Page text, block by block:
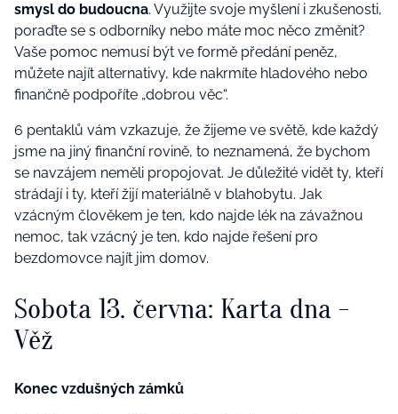
smysl do budoucna. Využijte svoje myšlení i zkušenosti,
poraďte se s odborníky nebo máte moc něco změnit?
Vaše pomoc nemusí být ve formě předání peněz,
můžete najít alternativy, kde nakrmíte hladového nebo
finančně podpoříte „dobrou věc“.
6 pentaklů vám vzkazuje, že žijeme ve světě, kde každý
jsme na jiný finanční rovině, to neznamená, že bychom
se navzájem neměli propojovat. Je důležité vidět ty, kteří
strádají i ty, kteří žijí materiálně v blahobytu. Jak
vzácným člověkem je ten, kdo najde lék na závažnou
nemoc, tak vzácný je ten, kdo najde řešení pro
bezdomovce najít jim domov.
Sobota 13. června: Karta dna -
Věž
Konec vzdušných zámků